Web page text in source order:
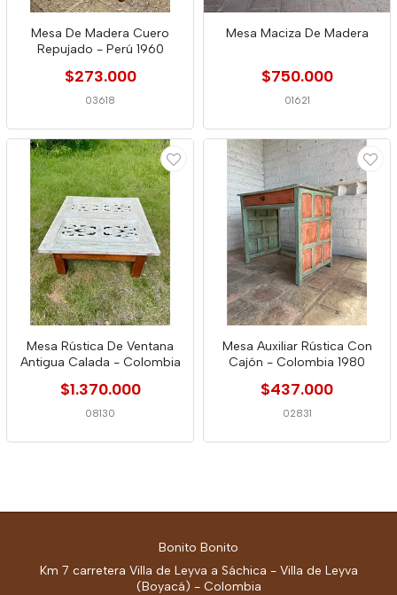
Mesa De Madera Cuero
Repujado - Perú 1960
$273.000
03618
Mesa Maciza De Madera
$750.000
01621
Mesa Rústica De Ventana
Antigua Calada - Colombia
$1.370.000
08130
Mesa Auxiliar Rústica Con
Cajón - Colombia 1980
$437.000
02831
Bonito Bonito
Km 7 carretera Villa de Leyva a Sáchica - Villa de Leyva
(Boyacá) - Colombia